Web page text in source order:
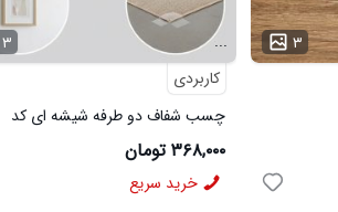
۳ ۳
...
کاربردی
چسب شفاف دو طرفه شیشه ای کد
6490
۳۶۸,۰۰۰ تومان
خرید سریع